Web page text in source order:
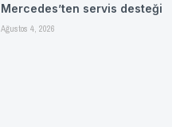
Mercedes’ten servis desteği
Ağustos 4, 2026